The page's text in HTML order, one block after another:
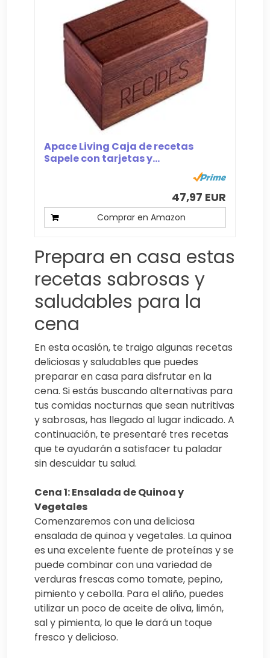
Apace Living Caja de recetas
Sapele con tarjetas y...
47,97 EUR
Comprar en Amazon
Prepara en casa estas
recetas sabrosas y
saludables para la
cena
En esta ocasión, te traigo algunas recetas
deliciosas y saludables que puedes
preparar en casa para disfrutar en la
cena. Si estás buscando alternativas para
tus comidas nocturnas que sean nutritivas
y sabrosas, has llegado al lugar indicado. A
continuación, te presentaré tres recetas
que te ayudarán a satisfacer tu paladar
sin descuidar tu salud.
Cena 1: Ensalada de Quinoa y
Vegetales
Comenzaremos con una deliciosa
ensalada de quinoa y vegetales. La quinoa
es una excelente fuente de proteínas y se
puede combinar con una variedad de
verduras frescas como tomate, pepino,
pimiento y cebolla. Para el aliño, puedes
utilizar un poco de aceite de oliva, limón,
sal y pimienta, lo que le dará un toque
fresco y delicioso.